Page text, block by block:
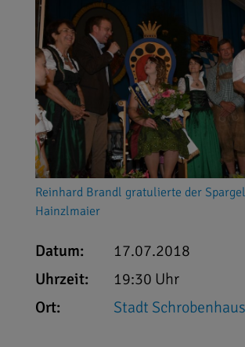
Reinhard Brandl gratulierte der
Hainzlmaier
Datum:
17.07.2018
Uhrzeit:
19:30 Uhr
Ort:
Stadt